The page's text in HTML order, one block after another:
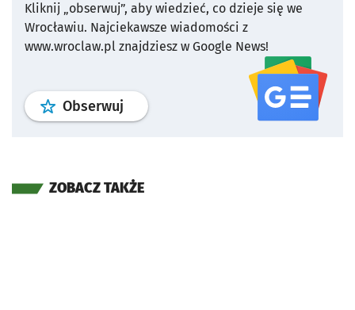
Kliknij „obserwuj”, aby wiedzieć, co dzieje się we
Wrocławiu. Najciekawsze wiadomości z
www.wroclaw.pl znajdziesz w Google News!
Obserwuj profil serwisu
ZOBACZ TAKŻE